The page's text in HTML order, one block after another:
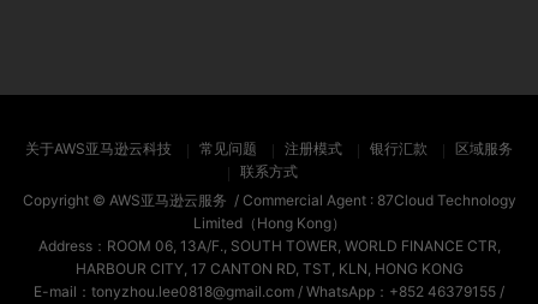
关于AWS亚马逊云科技 常见问题 注册模式 银行汇款
区域服务
联系方式
Copyright © AWS亚马逊云服务 / Commercial Agent : 87Cloud Technology
Limited（Hong Kong）
Address：ROOM 06, 13A/F., SOUTH TOWER, WORLD FINANCE CTR,
HARBOUR CITY, 17 CANTON RD, TST, KLN, HONG KONG
E-mail：tonyzhou.lee0818@gmail.com / WhatsApp：+852 46379155 /